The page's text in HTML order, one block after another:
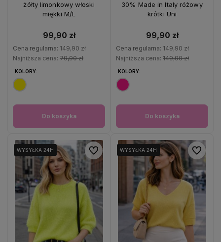
żółty limonkowy włoski
miękki M/L
99,90 zł
Cena regularna: 149,90 zł
Najniższa cena: 79,90 zł
KOLORY:
Do koszyka
30% Made in Italy różowy
krótki Uni
99,90 zł
Cena regularna: 149,90 zł
Najniższa cena: 149,90 zł
KOLORY:
Do koszyka
WYSYŁKA 24H
WYSYŁKA 24H Do ulubionychWYSYŁKA 24H
WYSYŁKA 24H Do